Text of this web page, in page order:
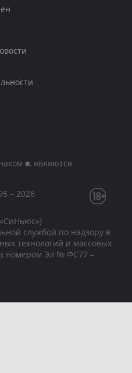
■, являются
– 2026
службой по надзору в
технологий и массовых
номером Эл № ФС77 –